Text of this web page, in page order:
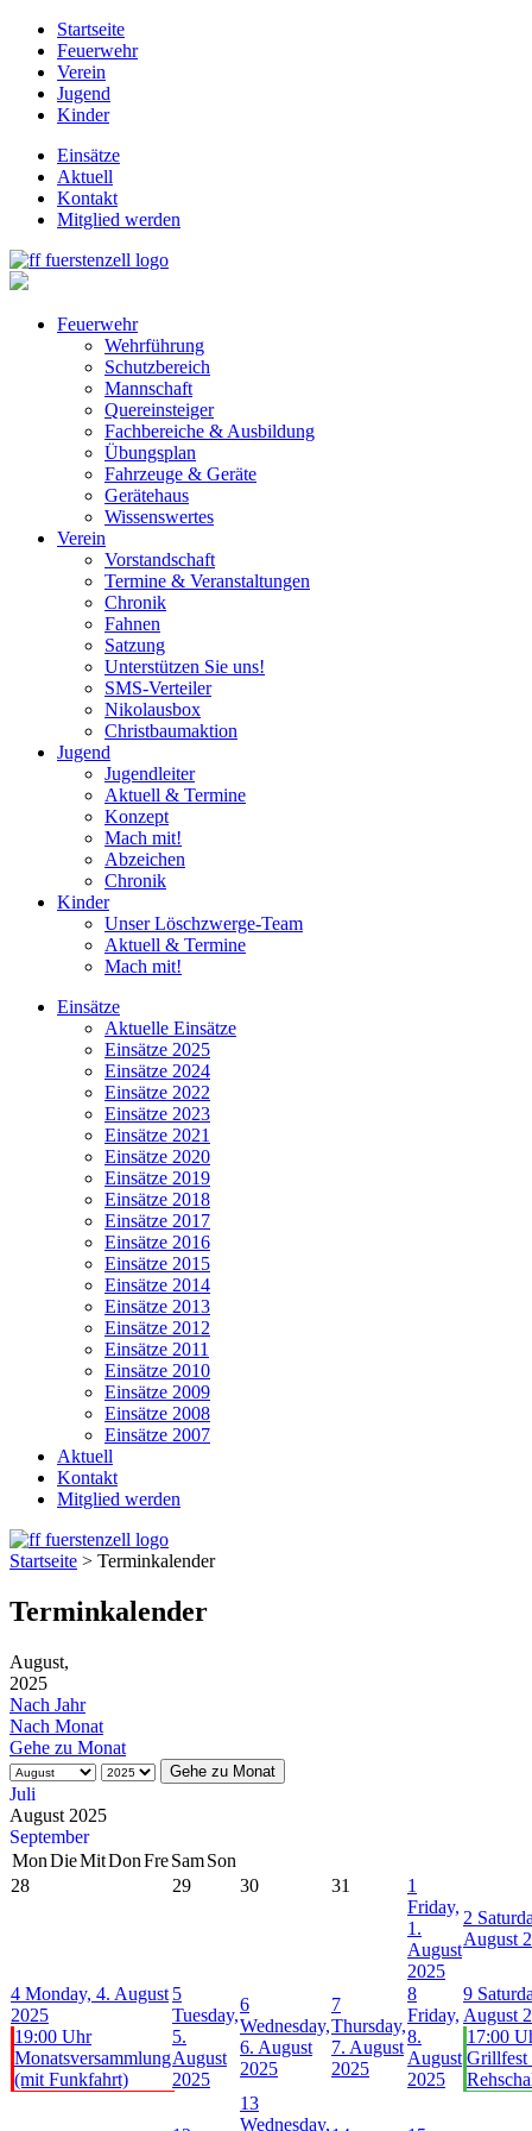
Startseite
Feuerwehr
Verein
Jugend
Kinder
Einsätze
Aktuell
Kontakt
Mitglied werden
Feuerwehr
Wehrführung
Schutzbereich
Mannschaft
Quereinsteiger
Fachbereiche & Ausbildung
Übungsplan
Fahrzeuge & Geräte
Gerätehaus
Wissenswertes
Verein
Vorstandschaft
Termine & Veranstaltungen
Chronik
Fahnen
Satzung
Unterstützen Sie uns!
SMS-Verteiler
Nikolausbox
Christbaumaktion
Jugend
Jugendleiter
Aktuell & Termine
Konzept
Mach mit!
Abzeichen
Chronik
Kinder
Unser Löschzwerge-Team
Aktuell & Termine
Mach mit!
Einsätze
Aktuelle Einsätze
Einsätze 2025
Einsätze 2024
Einsätze 2022
Einsätze 2023
Einsätze 2021
Einsätze 2020
Einsätze 2019
Einsätze 2018
Einsätze 2017
Einsätze 2016
Einsätze 2015
Einsätze 2014
Einsätze 2013
Einsätze 2012
Einsätze 2011
Einsätze 2010
Einsätze 2009
Einsätze 2008
Einsätze 2007
Aktuell
Kontakt
Mitglied werden
Startseite > Terminkalender
Terminkalender
August,
2025
Nach Jahr
Nach Monat
Gehe zu Monat
Gehe zu Monat
Juli
August 2025
September
MonDieMitDonFreSamSon
28
29 30 31
1
Friday,
1.
August
2025
2
August
4 Monday, 4. August
2025
19:00 Uhr
Monatsversammlung
(mit Funkfahrt)
5
Tuesday,
5.
August
2025
6
Wednesday,
6. August
2025
7
Thursday,
7. August
2025
8
Friday,
8.
August
2025
9
August
17:00
Grillfest
13
Wednesday,